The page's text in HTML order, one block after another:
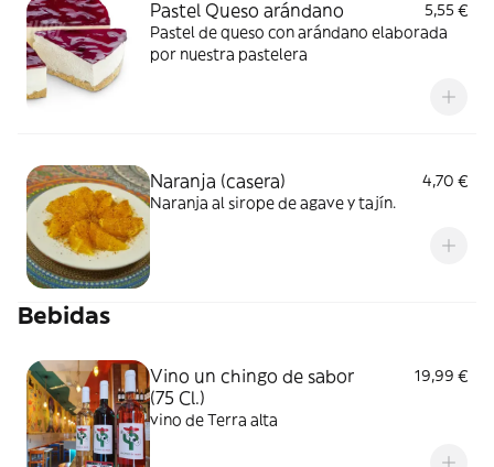
Pastel Queso arándano
5,55 €
Pastel de queso con arándano elaborada
por nuestra pastelera
Naranja (casera)
4,70 €
Naranja al sirope de agave y tajín.
Bebidas
Vino un chingo de sabor
(75 Cl.)
19,99 €
vino de Terra alta